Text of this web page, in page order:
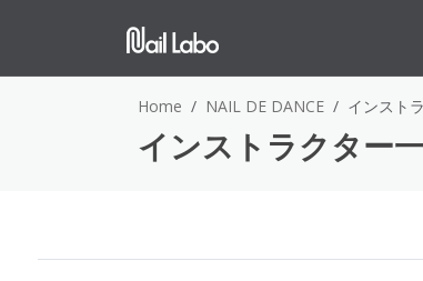
Home NAIL DE DANCE インスト
インストラクター